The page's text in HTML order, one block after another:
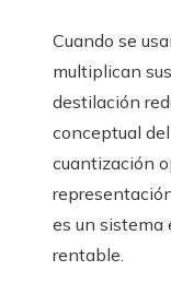
Cuando se
multiplican
destilación
conceptual
cuantización
es un sistema
rentable.